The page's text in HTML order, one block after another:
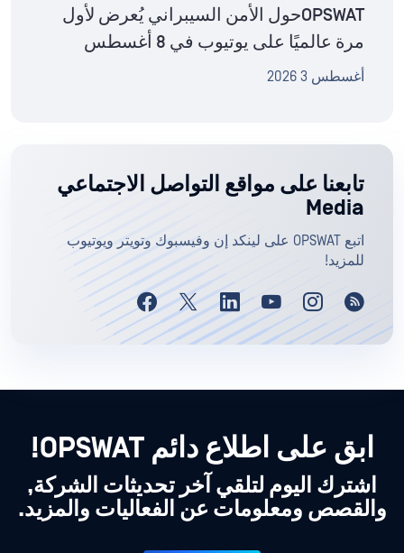
OPSWATحول الأمن السيبراني يُعرض لأول
مرة عالميًا على يوتيوب في 8 أغسطس
أغسطس 3 2026
تابعنا على مواقع التواصل الاجتماعي
Media
اتبع OPSWAT على لينكد إن وفيسبوك وتويتر ويوتيوب
للمزيد!
ابق على اطلاع دائم OPSWAT!
اشترك اليوم لتلقي آخر تحديثات الشركة,
والقصص ومعلومات عن الفعاليات والمزيد.